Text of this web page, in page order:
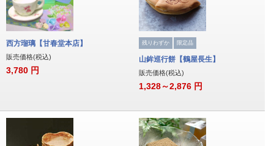
西方瑠璃【甘春堂本店】
販売価格(税込)
3,780 円
残りわずか 限定品
山鉾巡行餅【鶴屋長生】
販売価格(税込)
1,328～2,876 円